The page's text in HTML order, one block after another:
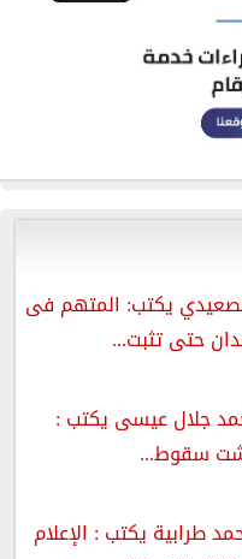
يكتب: المتهم فى
حتى تثبت...
جلال عيسى يكتب :
سقوط...
طرابية يكتب : الإعلام